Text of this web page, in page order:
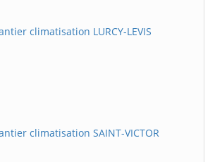
climatisation LURCY-LEVIS
climatisation SAINT-VICTOR